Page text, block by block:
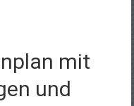
mit
und